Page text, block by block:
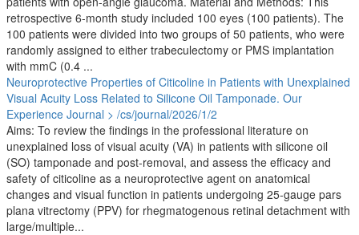
retrospective 6-month study included 100 eyes (100 patients). The
100 patients were divided into two groups of 50 patients, who were
randomly assigned to either trabeculectomy or PMS implantation
with mmC (0.4 ...
Neuroprotective Properties of Citicoline in Patients with Unexplained
Visual Acuity Loss Related to Silicone Oil Tamponade. Our
Experience Journal > /cs/journal/2026/1/2
Aims: To review the findings in the professional literature on
unexplained loss of visual acuity (VA) in patients with silicone oil
(SO) tamponade and post-removal, and assess the efficacy and
safety of citicoline as a neuroprotective agent on anatomical
changes and visual function in patients undergoing 25-gauge pars
plana vitrectomy (PPV) for rhegmatogenous retinal detachment with
large/multiple...